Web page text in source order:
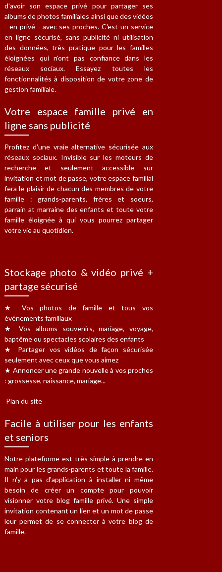
d'avoir son espace privé pour partager ses
albums de photos familiales ainsi que des vidéos
- en privé - avec ses proches. C'est un service
en ligne sécurisé, sans publicité ni utilisation
des données, très pratique pour les familles
éloignées qui n'ont pas confiance dans les
réseaux sociaux. Essayez toutes les
fonctionnalités à disposition de votre zone de
gestion familiale.
Votre espace famille privé en
ligne sans publicité
Profitez d'une vraie alternative sécurisée aux
réseaux sociaux. Invisible sur les moteurs de
recherche et seulement accessible sur
invitation et mot de passe, votre espace familial
fera le plaisir de chacun des membres de votre
famille : grands-parents, frères et soeurs,
parrain at marraine des enfants et toute votre
famille éloignée à qui vous pourrez partager
votre vie au quotidien.
Stockage photo & vidéo privé +
partage sécurisé
★ Vos photos de famille et tous vos
évènements familiaux
★ Vos albums souvenirs, mariage, voyage,
baptême ou spectacles scolaires des enfants
★ Partager vos vidéos de façon sécurisée
seulement avec ceux que vous aimez
★ Annoncer une grande nouvelle à vos proches
: grossesse, naissance, mariage...
Plan du site
Facile à utiliser pour les enfants
et seniors
Notre plateforme est très simple à prendre en
main pour les grands-parents et toute la famille.
Il n'y a pas d'application à installer ni même
besoin de créer un compte pour pouvoir
visionner votre blog famille privé. Une simple
invitation contenant un lien et un mot de passe
leur permet de se connecter à votre blog de
famille.